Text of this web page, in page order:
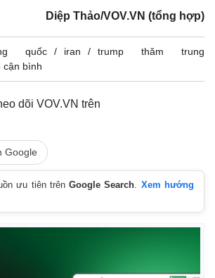
Video
Diệp Thảo/VOV.VN (tổng hợp)
quốc iran
trump thăm trung
cận bình
dõi VOV.VN trên
Google
ưu tiên trênGoogle Search
Xem hướng